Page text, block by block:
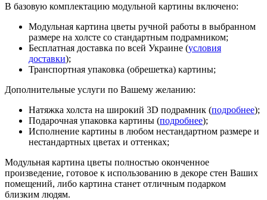
В базовую комплектацию модульной картины включено:
Модульная картина цветы ручной работы в выбранном
размере на холсте со стандартным подрамником;
Бесплатная доставка по всей Украине (условия
доставки);
Транспортная упаковка (обрешетка) картины;
Дополнительные услуги по Вашему желанию:
Натяжка холста на широкий 3D подрамник (подробнее);
Подарочная упаковка картины (подробнее);
Исполнение картины в любом нестандартном размере и
нестандартных цветах и оттенках;
Модульная картина цветы полностью оконченное
произведение, готовое к использованию в декоре стен Ваших
помещений, либо картина станет отличным подарком
близким людям.